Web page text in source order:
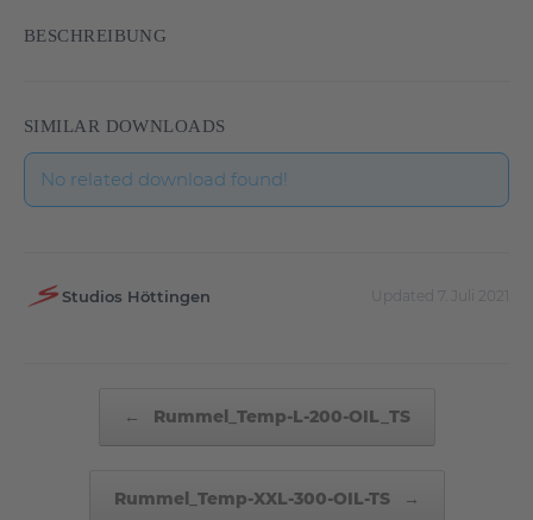
BESCHREIBUNG
SIMILAR DOWNLOADS
No related download found!
Studios Höttingen Updated 7. Juli 2021
← Rummel_Temp-L-200-OIL_TS
Rummel_Temp-XXL-300-OIL-TS →